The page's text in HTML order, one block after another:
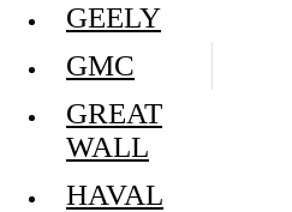
GEELY
GMC
GREAT
WALL
HAVAL